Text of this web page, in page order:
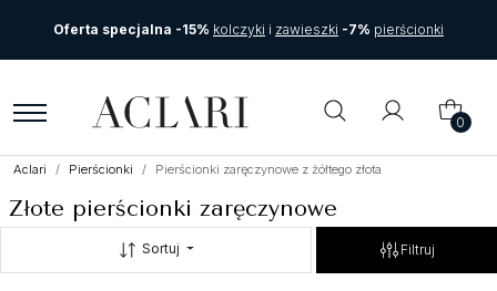
Oferta specjalna -15% kolczyki i zawieszki -7% pierścionki
0
Aclari Pierścionki Pierścionki zaręczynowe z żółtego złota
Złote pierścionki zaręczynowe
Sortuj Filtruj